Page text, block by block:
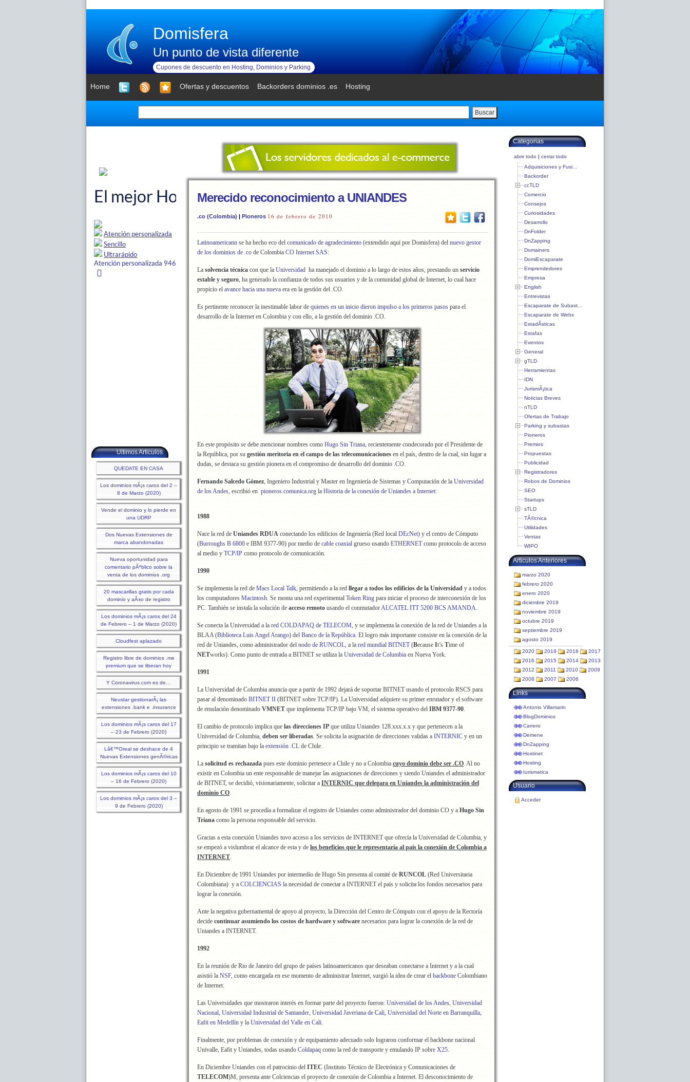
Domisfera
Un punto de vista diferente
Cupones de descuento en Hosting, Dominios y Parking
Home Ofertas y descuentos Backorders dominios .es Hosting
Buscar
Ultimos Articulos
QUEDATE EN CASA
Los dominios mÃ¡s caros del 2 –
8 de Marzo (2020)
Vende el dominio y lo pierde en
una UDRP
Dos Nuevas Extensiones de
marca abandonadas
Nueva oportunidad para
comentario pÃºblico sobre la
venta de los dominios .org
20 mascarillas gratis por cada
dominio y aÃ±o de registro
Los dominios mÃ¡s caros del 24
de Febrero – 1 de Marzo (2020)
Cloudfest aplazado
Registro libre de dominios .me
premium que se liberan hoy
Y Coronavirus.com es de…
Neustar gestionarÃ¡ las
extensiones .bank e .insurance
Los dominios mÃ¡s caros del 17
– 23 de Febrero (2020)
Lâ€™Oreal se deshace de 4
Nuevas Extensiones genÃ©ricas
Los dominios mÃ¡s caros del 10
– 16 de Febrero (2020)
Los dominios mÃ¡s caros del 3 –
9 de Febrero (2020)
Merecido reconocimiento a UNIANDES
.co (Colombia) | Pioneros 16 de febrero de 2010
Latinoamericann se ha hecho eco del comunicado de agradecimiento (extendido aquí por Domisfera) del nuevo gestor
de los dominios de .co de Colombia CO Internet SAS:
La solvencia técnica con que la Universidad ha manejado el dominio a lo largo de estos años, prestando un servicio
estable y seguro, ha generado la confianza de todos sus usuarios y de la comunidad global de Internet, lo cual hace
propicio el avance hacia una nueva era en la gestión del .CO.
Es pertinente reconocer la inestimable labor de quienes en un inicio dieron impulso a los primeros pasos para el
desarrollo de la Internet en Colombia y con ello, a la gestión del dominio .CO.
En este propósito se debe mencionar nombres como Hugo Sin Triana, recientemente condecorado por el Presidente de
la República, por su gestión meritoria en el campo de las telecomunicaciones en el país, dentro de la cual, sin lugar a
dudas, se destaca su gestión pionera en el compromiso de desarrollo del dominio .CO.
Fernando Salcedo Gómez, Ingeniero Industrial y Master en Ingeniería de Sistemas y Computación de la Universidad
de los Andes, escribió en pioneros.comunica.org la Historia de la conexión de Uniandes a Internet:
1988
Nace la red de Uniandes RDUA conectando los edificios de Ingeniería (Red local DEcNet) y el centro de Cómputo
(Burroughs B 6800 e IBM 9377-90) por medio de cable coaxial grueso usando ETHERNETcomo protocolo de acceso
al medio y TCP/IP como protocolo de comunicación.
1990
Se implementa la red de Macs Local Talk, permitiendo a la red llegar a todos los edificios de la Universidad y a todos
los computadores Macintosh. Se monta una red experimental Token Ring para iniciar el proceso de interconexión de los
PC. También se instala la solución de acceso remoto usando el conmutadorALCATEL ITT 5200 BCS AMANDA.
Se conecta la Universidad a la red COLDAPAQ de TELECOM, y se implementa la conexión de la red de Uniandes a la
BLAA (Biblioteca Luis Angel Arango) del Banco de la República. El logro más importante consiste en la conexión de la
red de Uniandes, como administrador del nodo de RUNCOL, a la red mundial BITNET(Because It’s Time of
NETworks). Como punto de entrada a BITNET se utiliza la Universidad de Columbia en Nueva York.
1991
La Universidad de Columbia anuncia que a partir de 1992 dejará de soportar BITNET usando el protocolo RSCS para
pasar al denominado BITNET II (BITNET sobre TCP/IP). La Universidad adquiere su primer enrutador y el software
de emulación denominado VMNET que implementa TCP/IP bajo VM, el sistema operativo del IBM 9377-90.
El cambio de protocolo implica que las direcciones IP que utiliza Uniandes 128.xxx.x.x y que pertenecen a la
Universidad de Columbia, deben ser liberadas. Se solicita la asignación de direcciones validas a INTERNIC y en un
principio se tramitan bajo la extensión .CL de Chile.
La solicitud es rechazada pues este dominio pertenece a Chile y no a Colombia cuyo dominio debe ser .CO. Al no
existir en Colombia un ente responsable de manejar las asignaciones de direcciones y siendo Uniandes el administrador
de BITNET, se decidió, visionariamente, solicitar a INTERNIC que delegara en Uniandes la administración del
dominio CO.
En agosto de 1991 se procedía a formalizar el registro de Uniandes como administrador del dominio CO y a Hugo Sin
Triana como la persona responsable del servicio.
Gracias a esta conexión Uniandes tuvo acceso a los servicios de INTERNET que ofrecía la Universidad de Columbia, y
se empezó a vislumbrar el alcance de esta y de los beneficios que le representaría al país la conexión de Colombia a
INTERNET.
En Diciembre de 1991 Uniandes por intermedio de Hugo Sin presenta al comité de RUNCOL (Red Universitaria
Colombiana) y a COLCIENCIAS la necesidad de conectar a INTERNET el país y solicita los fondos necesarios para
lograr la conexión.
Ante la negativa gubernamental de apoyo al proyecto, la Dirección del Centro de Cómputo con el apoyo de la Rectoría
decide continuar asumiendo los costos de hardware y software necesarios para lograr la conexión de la red de
Uniandes a INTERNET.
1992
En la reunión de Rio de Janeiro del grupo de países latinoamericanos que deseaban conectarse a Internet y a la cual
asistió la NSF, como encargada en ese momento de administrar Internet, surgió la idea de crear el backbone Colombiano
de Internet.
Las Universidades que mostraron interés en formar parte del proyecto fueron: Universidad de los Andes, Universidad
Nacional, Universidad Industrial de Santander, Universidad Javeriana de Cali, Universidad del Norte en Barranquilla,
Eafit en Medellín y la Universidad del Valle en Cali.
Finalmente, por problemas de conexión y de equipamiento adecuado solo lograron conformar el backbone nacional
Univalle, Eafit y Uniandes, todas usando Coldapaq como la red de transporte y emulando IP sobre X25.
En Diciembre Uniandes con el patrocinio del ITEC (Instituto Técnico de Electrónica y Comunicaciones de
TELECOM)M, presenta ante Colciencias el proyecto de conexión de Colombia a Internet. El desconocimiento de
Categorias
abrir todo | cerrar todo
Adquisiciones y Fusi...
Backorder
ccTLD
Comercio
Consejos
Curiosidades
Desarrollo
DnFolder
DnZapping
Domainers
DomiEscaparate
Emprendedores
Empresa
English
Entrevistas
Escaparate de Subast...
Escaparate de Webs
EstadÃ­sticas
Estafas
Eventos
General
gTLD
Herramientas
IDN
JurismÃ¡tica
Noticias Breves
nTLD
Ofertas de Trabajo
Parking y subastas
Pioneros
Premios
Propuestas
Publicidad
Registradores
Robos de Dominios
SEO
Startups
sTLD
TÃ©cnica
Utilidades
Ventas
WIPO
Articulos Anteriores
marzo 2020
febrero 2020
enero 2020
diciembre 2019
noviembre 2019
octubre 2019
septiembre 2019
agosto 2019
2020 2019 2018
2017
2016
2015 2014
2013
2012
2011 2010
2009
2008
2007 2006
Links
Antonio Villamarin
BlogDominios
Carrero
Demene
DnZapping
Hostinet
Hosting
Iurismatica
Usuario
Acceder